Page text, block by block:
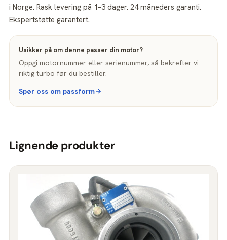
i Norge. Rask levering på 1–3 dager. 24 måneders garanti.
Ekspertstøtte garantert.
Usikker på om denne passer din motor?
Oppgi motornummer eller serienummer, så bekrefter vi
riktig turbo før du bestiller.
Spør oss om passform
Lignende produkter